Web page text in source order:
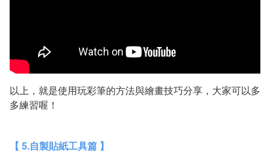
以上，就是使用玩彩筆的方法與繪畫技巧分享，大家可以多
多練習喔！
【 5.自製貼紙工具篇 】